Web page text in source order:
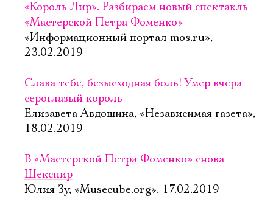
«Король Лир». Разбираем новый спектакль
«Мастерской Петра Фоменко»
«Информационный портал mos.ru»,
23.02.2019
Слава тебе, безысходная боль! Умер вчера
сероглазый король
Елизавета Авдошина, «Независимая газета»,
18.02.2019
В «Мастерской Петра Фоменко» снова
Шекспир
Юлия Зу, «Musecube.org», 17.02.2019